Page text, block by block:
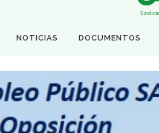
NOTICIAS DOCUMENTOS